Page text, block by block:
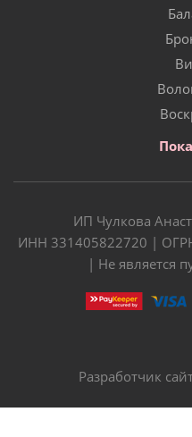
ИП Чулкова
ИНН 331405822720 |
| Не является
Разработчик